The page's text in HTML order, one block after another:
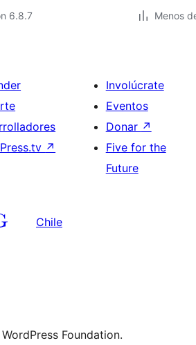
6.8.7
Menos
↗
Involúcrate
Eventos
Donar ↗
Five for the
Future
Chile
Foundation.